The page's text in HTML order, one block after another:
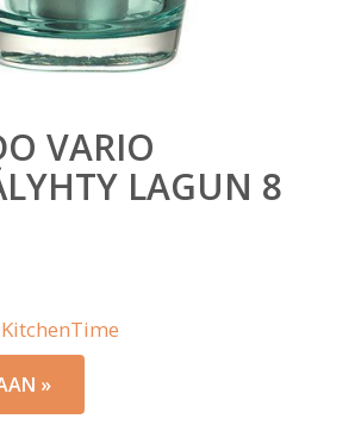
VARIO
LAGUN 8
KitchenTime
»